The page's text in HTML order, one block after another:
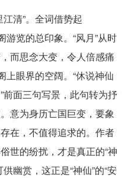
清”。全词借势起
游览的总印象。“风月”从时
而思念大变，令人倍感痛
上眼界的空阔。“休说神仙
面三句写景，此句转为抒
意为身历亡国巨变，要象
在，不值得追求的。作者
世的纷扰，才是真正的“神
幽赏，这正是“神仙”的“安